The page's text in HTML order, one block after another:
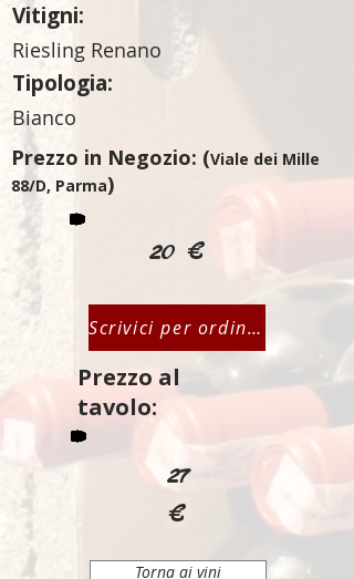
Vitigni:
Riesling Renano
Tipologia:
Bianco
Prezzo in Negozio: (Viale dei Mille
88/D, Parma)
20 €
Scrivici per ordinare
Prezzo al
tavolo:
27
€
Torna ai vini